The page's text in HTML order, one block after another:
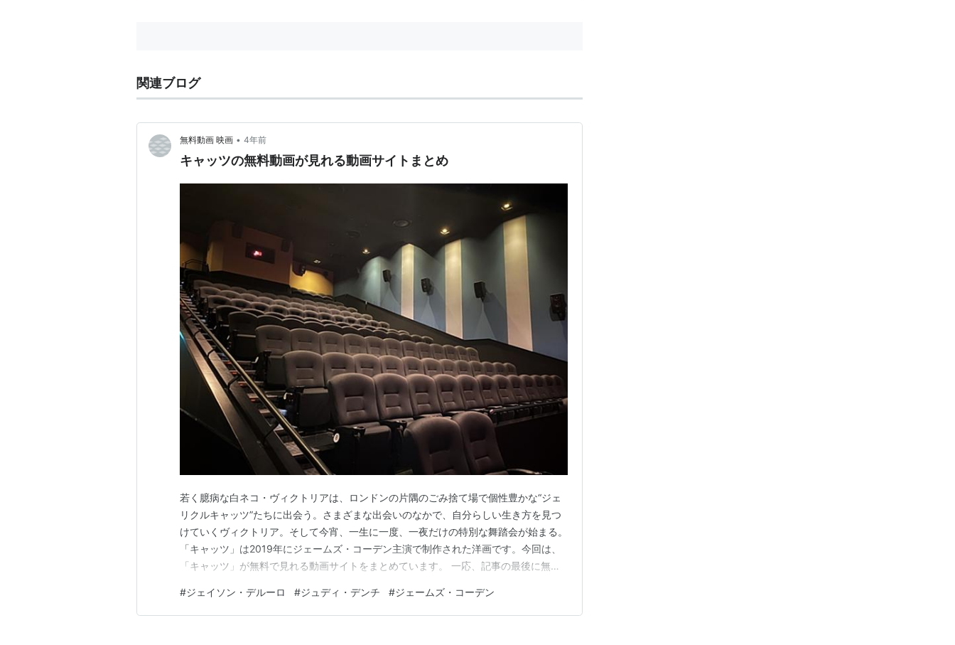
関連ブログ
無料動画 映画 • 4年前
キャッツの無料動画が見れる動画サイトまとめ
若く臆病な白ネコ・ヴィクトリアは、ロンドンの片隅のごみ捨て場で個性豊かな“ジェ
リクルキャッツ”たちに出会う。さまざまな出会いのなかで、自分らしい生き方を見つ
けていくヴィクトリア。そして今宵、一生に一度、一夜だけの特別な舞踏会が始まる。
「キャッツ」は2019年にジェームズ・コーデン主演で制作された洋画です。今回は、
「キャッツ」が無料で見れる動画サイトをまとめています。 一応、記事の最後に無料
りも違法アップロード動画の取り締まりがずっと厳しくなってますからね。※私は時間
をムダにするのが大嫌いなんで、動画配信サイトをずっ…
#ジェイソン・デルーロ #ジュディ・デンチ #ジェームズ・コーデン